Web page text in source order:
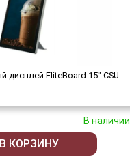
дисплей EliteBoard 15" CSU-
В наличии
В КОРЗИНУ